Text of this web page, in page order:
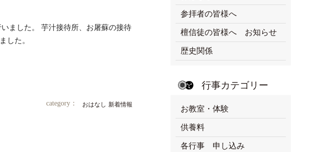
ました。 芋汁接待所、お屠蘇の接待
した。
おはなし 新着情報
category：
参拝者の皆様へ
檀信徒の皆様へ お知らせ
歴史関係
行事カテゴリー
お教室・体験
供養料
各行事 申し込み